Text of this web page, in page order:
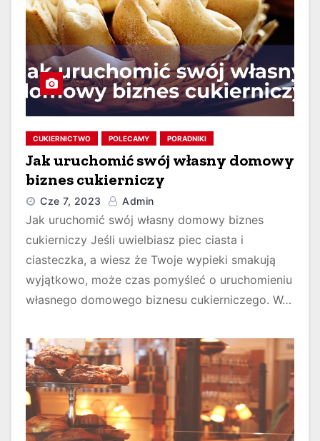
CUKIERNICTWO POLECAMY PORADNIKI
Jak uruchomić swój własny domowy
biznes cukierniczy
Cze 7, 2023 Admin
Jak uruchomić swój własny domowy biznes
cukierniczy Jeśli uwielbiasz piec ciasta i
ciasteczka, a wiesz że Twoje wypieki smakują
wyjątkowo, może czas pomyśleć o uruchomieniu
własnego domowego biznesu cukierniczego. W…